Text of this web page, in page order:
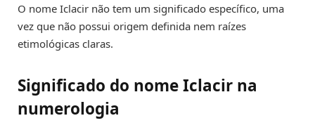
O nome Iclacir não tem um significado específico, uma
vez que não possui origem definida nem raízes
etimológicas claras.
Significado do nome Iclacir na
numerologia